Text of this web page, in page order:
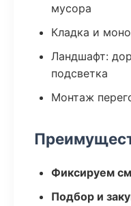
мусора
Кладка и
Ландшафт:
подсветка
Монтаж
Фиксируем
Подбор и